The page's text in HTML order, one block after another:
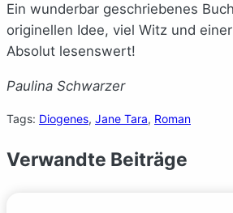
Ein wunderbar geschriebenes
originellen Idee, viel Witz und
Absolut lesenswert!
Paulina Schwarzer
Tags: Diogenes, Jane Tara, Roman
Verwandte Beiträge